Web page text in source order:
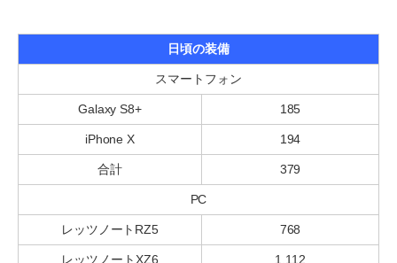
日頃の装備
スマートフォン
Galaxy S8+ 185
iPhone X 194
合計 379
PC
レッツノートRZ5 768
レッツノートXZ6 1,112